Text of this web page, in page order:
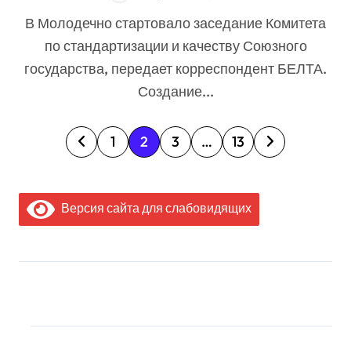
В Молодечно стартовало заседание Комитета
по стандартизации и качеству Союзного
государства, передает корреспондент БЕЛТА.
Создание...
П
г
н
1 2 3 … 13
Версия сайта для слабовидящих